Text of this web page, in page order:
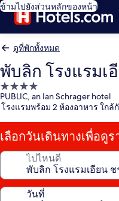
ข้ามไปยังส่วนหลักของหน้า
ดูที่พักทั้งหมด
พับลิก โรงแรมเ
ที่พัก
4.0
PUBLIC, an Ian Schrager hotel
โรงแรมพร้อม 2 ห้องอาหาร ใก
เลือกวันเดินทางเพื่อดูร
ไปไหนดี
วันที่